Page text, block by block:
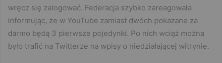
wręcz się zalogować. Federacja szybko zareagowała
informując, że w YouTube zamiast dwóch pokazane za
darmo będą 3 pierwsze pojedynki. Po nich wciąż można
było trafić na Twitterze na wpisy o niedziałającej witrynie.